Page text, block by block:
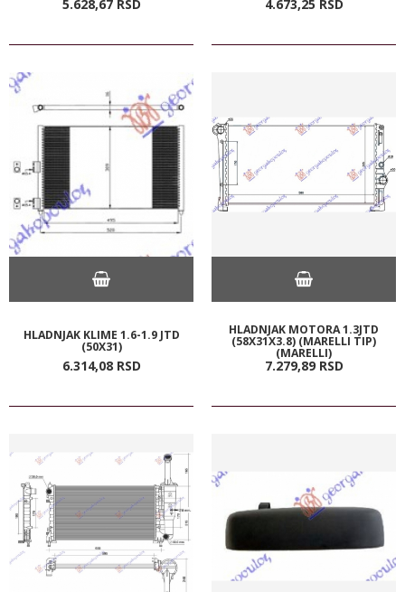
5.628,67 RSD 4.673,25 RSD
HLADNJAK KLIME 1.6-1.9 JTD
(50X31)
6.314,08 RSD
HLADNJAK MOTORA 1.3JTD
(58X31X3.8) (MARELLI TIP)
(MARELLI)
7.279,89 RSD